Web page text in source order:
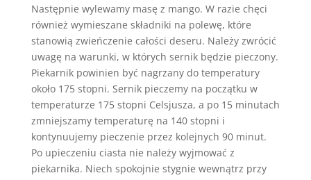
Następnie wylewamy masę z mango. W razie chęci
również wymieszane składniki na polewę, które
stanowią zwieńczenie całości deseru. Należy zwrócić
uwagę na warunki, w których sernik będzie pieczony.
Piekarnik powinien być nagrzany do temperatury
około 175 stopni. Sernik pieczemy na początku w
temperaturze 175 stopni Celsjusza, a po 15 minutach
zmniejszamy temperaturę na 140 stopni i
kontynuujemy pieczenie przez kolejnych 90 minut.
Po upieczeniu ciasta nie należy wyjmować z
piekarnika. Niech spokojnie stygnie wewnątrz przy